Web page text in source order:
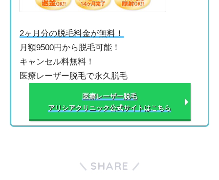
2ヶ月分の脱毛料金が無料！
月額9500円から脱毛可能！
キャンセル料無料！
医療レーザー脱毛で永久脱毛
医療レーザー脱毛
アリシアクリニック公式サイトはこちら
SHARE